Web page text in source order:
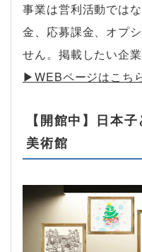
事業は営利活動では
金、応募課金、オプ
せん。掲載したい企
▶︎WEBページはこち
【開館中】日本
美術館